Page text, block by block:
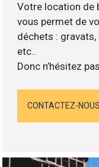
Votre location de
vous permet de
déchets :
etc..
Donc n’hésitez
CONTACTEZ-NOUS